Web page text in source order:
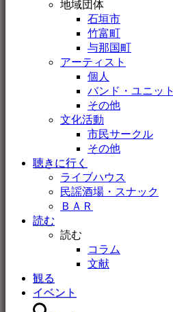
地域団体
石垣市
竹富町
与那国町
アーティスト
個人
バンド・ユニット
その他
文化活動
市民サークル
その他
聴きに行く
ライブハウス
民謡酒場・スナック
ＢＡＲ
読む
読む
コラム
文献
観る
イベント